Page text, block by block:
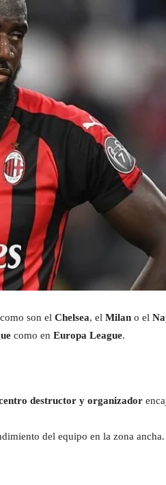
son el Chelsea, el Milan o el
como en Europa League.
destructor y organizador
del equipo en la zona ancha.